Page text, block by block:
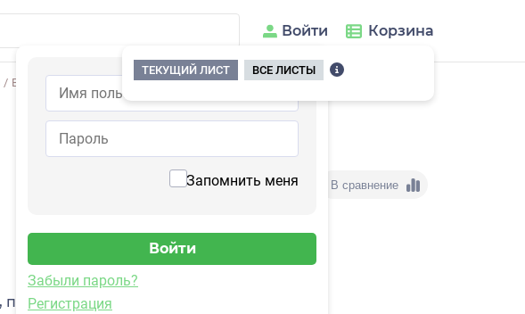
Войти
Запомнить меня
Забыли пароль?
Регистрация
Корзина
ТЕКУЩИЙ ЛИСТ
ВСЕ ЛИСТЫ
/ Виброускорения 1V122HB-1
В сравнение